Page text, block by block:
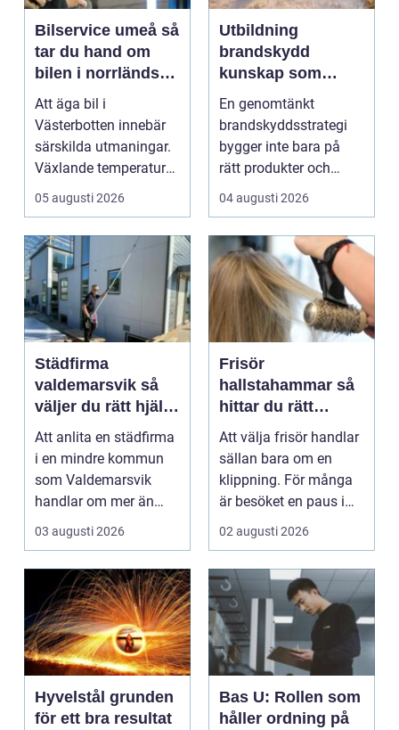
Bilservice umeå så
tar du hand om
bilen i norrländskt
klimat
Att äga bil i
Västerbotten innebär
särskilda utmaningar.
Växlande temperaturer,
vägsalt, grus, snösl...
05 augusti 2026
Utbildning
brandskydd
kunskap som
räddar liv och
skyddar
verksamheter
En genomtänkt
brandskyddsstrategi
bygger inte bara på
rätt produkter och
installationer. Den
04 augusti 2026
Städfirma
valdemarsvik så
väljer du rätt hjälp
för hem och
företag
Att anlita en städfirma
i en mindre kommun
som Valdemarsvik
handlar om mer än
bara rena golv och
03 augusti 2026
Frisör
hallstahammar så
hittar du rätt
salong för stil,
kvalitet och känsla
Att välja frisör handlar
sällan bara om en
klippning. För många
är besöket en paus i
vardagen, ett s...
02 augusti 2026
Hyvelstål grunden
för ett bra resultat
Bas U: Rollen som
håller ordning på